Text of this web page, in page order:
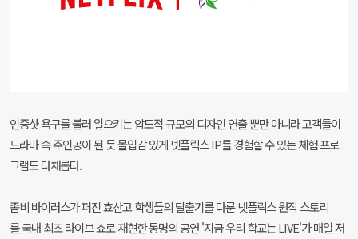
인증샷 욕구를 불러 일으키는 압도적 규모의 디자인 연출 뿐만 아니라 고객들이
드라마 속 주인공이 된 듯 몰입감 있게 넷플릭스 IP를 경험할 수 있는 체험 프로
그램도 다채롭다.
좀비 바이러스가 퍼진 효산고 학생들의 탈출기를 다룬 넷플릭스 원작 스토리
를 국내 최초 라이브 쇼로 재현한 동명의 공연 '지금 우리 학교는 LIVE'가 매일 저